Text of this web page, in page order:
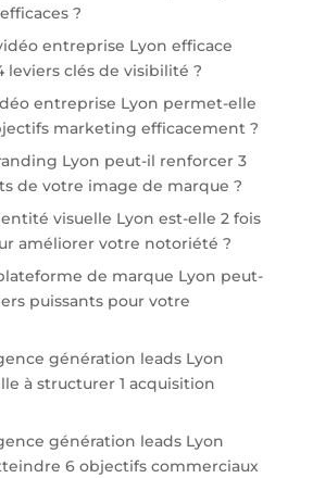
?
entreprise Lyon efficace
clés de visibilité ?
entreprise Lyon permet-elle
marketing efficacement ?
Lyon peut-il renforcer 3
de votre image de marque ?
visuelle Lyon est-elle 2 fois
améliorer votre notoriété ?
de marque Lyon peut-
puissants pour votre
génération leads Lyon
à structurer 1 acquisition
génération leads Lyon
6 objectifs commerciaux